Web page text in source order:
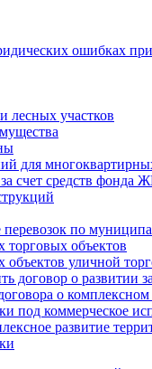
ошибках
лесных участков
для
счет средств фонда
перевозок по
торговых объектов
уличной
договор о развитии
о
под коммерческое
развитие